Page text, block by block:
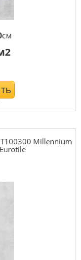
см
Millennium